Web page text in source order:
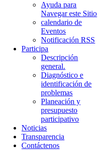
Ayuda para
Navegar este Sitio
calendario de
Eventos
Notificación RSS
Participa
Descripción
general.
Diagnóstico e
identificación de
problemas
Planeación y
presupuesto
participativo
Noticias
Transparencia
Contáctenos